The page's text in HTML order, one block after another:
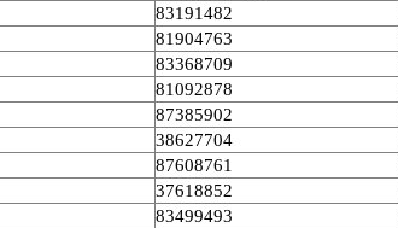
83191482
81904763
83368709
81092878
87385902
38627704
87608761
37618852
83499493